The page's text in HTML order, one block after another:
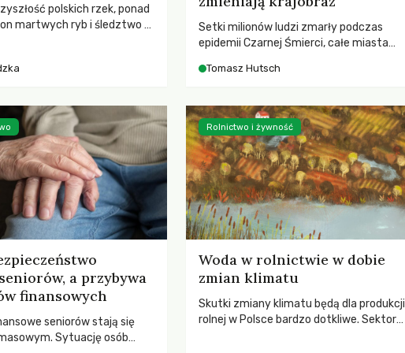
polskich rzek, ponad
martwych ryb i śledztwo z
by prace modernizacyjne
śmierci rzeki.
Setki milionów ludzi zmarły podczas
epidemii Czarnej Śmierci, całe miasta
pierwsze liście nowych dębów rozwijały
podnosiła się po jednej z największych
katastrof w swoich dziejach.
Tomasz Hutsch
a przybywa
finansowych
seniorów stają się
Sytuację osób
Woda w rolnictwie w dobie
zmian klimatu
Skutki zmiany klimatu będą dla produkcji
rolnej w Polsce bardzo dotkliwe. Sektor
Rolnictwo i żywność